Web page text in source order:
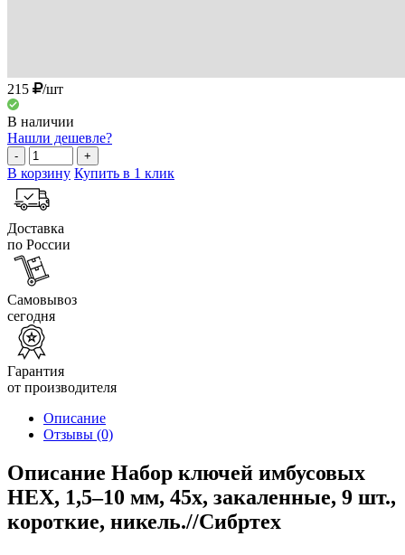
215 /шт
В наличии
Нашли дешевле?
- +
В корзину Купить в 1 клик
Доставка
по России
Самовывоз
сегодня
Гарантия
от производителя
Описание
Отзывы (0)
Описание Набор ключей имбусовых
HEX, 1,5–10 мм, 45x, закаленные, 9 шт.,
короткие, никель.//Сибртех